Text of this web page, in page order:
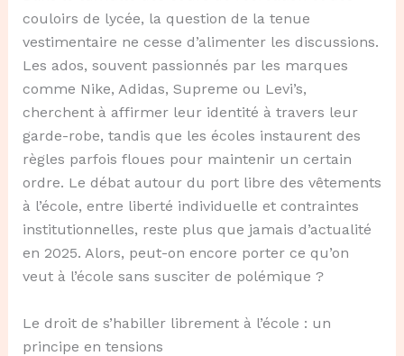
couloirs de lycée, la question de la tenue
vestimentaire ne cesse d’alimenter les discussions.
Les ados, souvent passionnés par les marques
comme Nike, Adidas, Supreme ou Levi’s,
cherchent à affirmer leur identité à travers leur
garde-robe, tandis que les écoles instaurent des
règles parfois floues pour maintenir un certain
ordre. Le débat autour du port libre des vêtements
à l’école, entre liberté individuelle et contraintes
institutionnelles, reste plus que jamais d’actualité
en 2025. Alors, peut-on encore porter ce qu’on
veut à l’école sans susciter de polémique ?
Le droit de s’habiller librement à l’école : un
principe en tensions